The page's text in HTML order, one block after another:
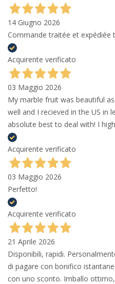
14 Giugno 2026
Commande traitée et expédiée
Acquirente verificato
03 Maggio 2026
My marble fruit was beautiful
well and I recieved in the US in
absolute best to deal with! I
Acquirente verificato
03 Maggio 2026
Perfetto!
Acquirente verificato
21 Aprile 2026
Disponibili, rapidi.
di pagare con bonifico
con uno sconto. Imballo